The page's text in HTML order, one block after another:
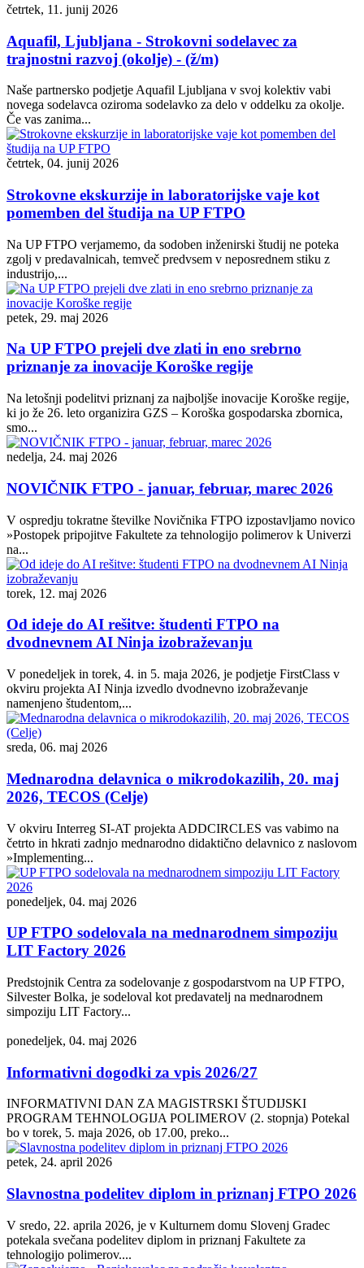
četrtek, 11. junij 2026
Aquafil, Ljubljana - Strokovni sodelavec za
trajnostni razvoj (okolje) - (ž/m)
Naše partnersko podjetje Aquafil Ljubljana v svoj kolektiv vabi
novega sodelavca oziroma sodelavko za delo v oddelku za okolje.
Če vas zanima...
četrtek, 04. junij 2026
Strokovne ekskurzije in laboratorijske vaje kot
pomemben del študija na UP FTPO
Na UP FTPO verjamemo, da sodoben inženirski študij ne poteka
zgolj v predavalnicah, temveč predvsem v neposrednem stiku z
industrijo,...
petek, 29. maj 2026
Na UP FTPO prejeli dve zlati in eno srebrno
priznanje za inovacije Koroške regije
Na letošnji podelitvi priznanj za najboljše inovacije Koroške regije,
ki jo že 26. leto organizira GZS – Koroška gospodarska zbornica,
smo...
nedelja, 24. maj 2026
NOVIČNIK FTPO - januar, februar, marec 2026
V ospredju tokratne številke Novičnika FTPO izpostavljamo novico
»Postopek pripojitve Fakultete za tehnologijo polimerov k Univerzi
na...
torek, 12. maj 2026
Od ideje do AI rešitve: študenti FTPO na
dvodnevnem AI Ninja izobraževanju
V ponedeljek in torek, 4. in 5. maja 2026, je podjetje FirstClass v
okviru projekta AI Ninja izvedlo dvodnevno izobraževanje
namenjeno študentom,...
sreda, 06. maj 2026
Mednarodna delavnica o mikrodokazilih, 20. maj
2026, TECOS (Celje)
V okviru Interreg SI-AT projekta ADDCIRCLES vas vabimo na
četrto in hkrati zadnjo mednarodno didaktično delavnico z naslovom
»Implementing...
ponedeljek, 04. maj 2026
UP FTPO sodelovala na mednarodnem simpoziju
LIT Factory 2026
Predstojnik Centra za sodelovanje z gospodarstvom na UP FTPO,
Silvester Bolka, je sodeloval kot predavatelj na mednarodnem
simpoziju LIT Factory...
ponedeljek, 04. maj 2026
Informativni dogodki za vpis 2026/27
INFORMATIVNI DAN ZA MAGISTRSKI ŠTUDIJSKI
PROGRAM TEHNOLOGIJA POLIMEROV (2. stopnja) Potekal
bo v torek, 5. maja 2026, ob 17.00, preko...
petek, 24. april 2026
Slavnostna podelitev diplom in priznanj FTPO 2026
V sredo, 22. aprila 2026, je v Kulturnem domu Slovenj Gradec
potekala svečana podelitev diplom in priznanj Fakultete za
tehnologijo polimerov....